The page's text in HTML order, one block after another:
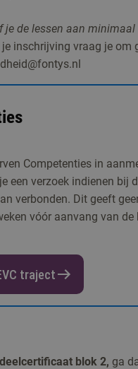
je de lessen aan
inschrijving vraag je om
Competenties in
een verzoek indienen bij
verbonden. Dit geeft
vóór aanvang van
traject
deelcertificaat blok 2, ga